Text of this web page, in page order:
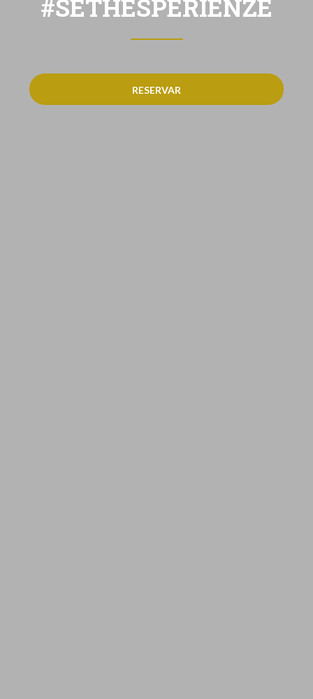
#SETHESPERIENZE
RESERVAR